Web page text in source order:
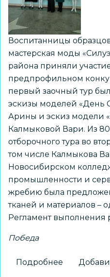
Воспитанницы
мастерская моды
района приняли
предпрофильном
первый заочный тур
эскизы моделей «День
Арины и эскиз модели
Калмыковой Вари. Из 80
отборочного тура во
том числе Калмыкова
Новосибирском
промышленности и
жребию была
тканей и материалов –
Регламент выполнения
Победа
Подробнее